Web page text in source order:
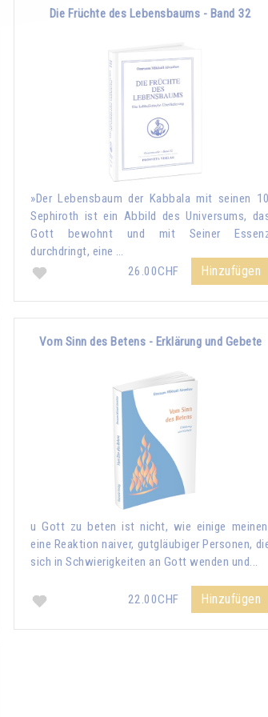
Die Früchte des Lebensbaums - Band 32
»Der Lebensbaum der Kabbala mit seinen 10
Sephiroth ist ein Abbild des Universums,
Gott bewohnt und mit Seiner
durchdringt, eine …
26.00CHF
Hinzufügen
Vom Sinn des Betens - Erklärung und Gebete
u Gott zu beten ist nicht, wie einige
eine Reaktion naiver, gutgläubiger Personen,
sich in Schwierigkeiten an Gott wenden und...
22.00CHF Hinzufügen